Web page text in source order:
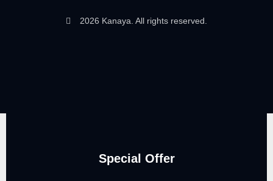
2026 Kanaya. All rights reserved.
Special Offer